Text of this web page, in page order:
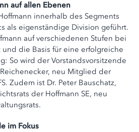
auf allen Ebenen
innerhalb des Segments
als eigenständige Division geführt.
auf verschiedenen Stufen bei
und die Basis für eine erfolgreiche
So wird der Vorstandsvorsitzende
neu Mitglied der
Zudem ist Dr. Peter Bauschatz,
der Hoffmann SE, neu
im Fokus